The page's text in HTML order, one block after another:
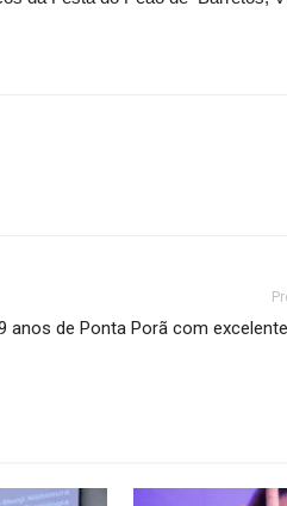
anos de Ponta Porã com